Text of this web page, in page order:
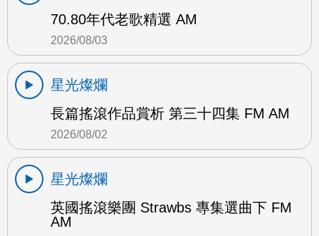
70.80年代老歌精選 AM
2026/08/03
星光燦爛
長篇搖滾作品賞析 第三十四集 FM AM
2026/08/02
星光燦爛
英國搖滾樂團 Strawbs 專集選曲下 FM
AM